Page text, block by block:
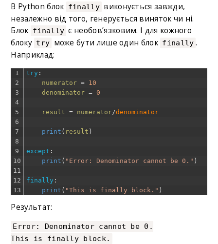
В Python блок finally виконується завжди,
незалежно від того, генерується виняток чи ні.
Блок finally є необов’язковим. І для кожного
блоку try може бути лише один блок finally .
Наприклад:
1
2
3
4
5
6
7
8
9
10
11
12
13
try :
numerator = 10
denominator = 0
result = numerator/denominator
print ( result )
except :
print ( "Error: Denominator cannot be 0." )
finally :
print ( "This is finally block." )
Результат:
Error: Denominator cannot be 0.
This is finally block.